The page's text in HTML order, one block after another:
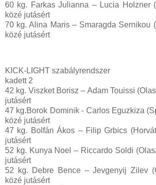
60 kg. Farkas Julianna – Lucia Holzner
közé jutásért
70 kg. Alina Maris – Smaragda Sernikou
közé jutásért
KICK-LIGHT szabályrendszer
kadett 2
42 kg. Viszket Borisz – Adam Touissi
jutásért
47 kg.Borok Dominik - Carlos Eguzkiza
közé jutásért
47 kg. Bolfán Ákos – Filip Grbics
jutásért
52 kg. Kunya Noel – Riccardo Soldi
jutásért
52 kg. Debre Bence – Jevgenyij Zilev
közé jutásért